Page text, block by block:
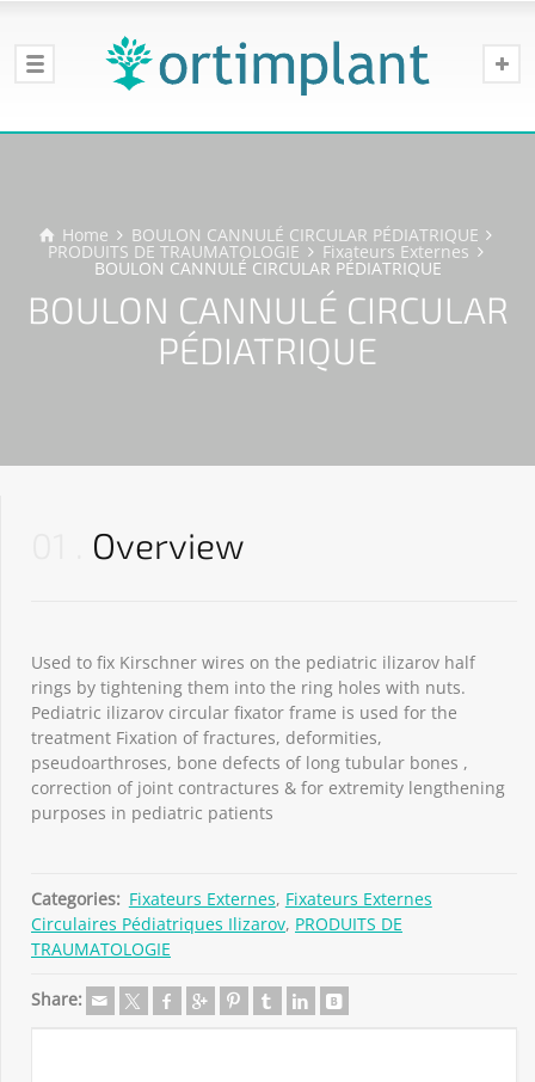
Home BOULON CANNULÉ CIRCULAR PÉDIATRIQUE
PRODUITS DE TRAUMATOLOGIE Fixateurs Externes
BOULON CANNULÉ CIRCULAR PÉDIATRIQUE
BOULON CANNULÉ CIRCULAR
PÉDIATRIQUE
Overview
Used to fix Kirschner wires on the pediatric ilizarov half
rings by tightening them into the ring holes with nuts.
Pediatric ilizarov circular fixator frame is used for the
treatment Fixation of fractures, deformities,
pseudoarthroses, bone defects of long tubular bones ,
correction of joint contractures & for extremity lengthening
purposes in pediatric patients
Categories: Fixateurs Externes, Fixateurs Externes
Circulaires Pédiatriques Ilizarov, PRODUITS DE
TRAUMATOLOGIE
Share: